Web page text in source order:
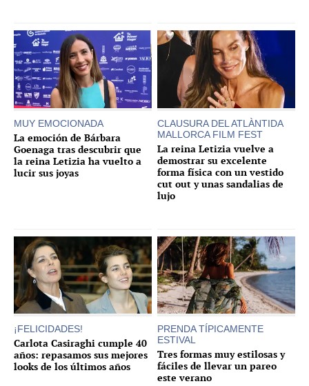
MUY EMOCIONADA
La emoción de Bárbara
Goenaga tras descubrir que
la reina Letizia ha vuelto a
lucir sus joyas
CLAUSURA DEL ATLÀNTIDA
MALLORCA FILM FEST
La reina Letizia vuelve a
demostrar su excelente
forma física con un vestido
cut out y unas sandalias de
lujo
¡FELICIDADES!
Carlota Casiraghi cumple 40
años: repasamos sus mejores
looks de los últimos años
PRENDA TÍPICAMENTE
ESTIVAL
Tres formas muy estilosas y
fáciles de llevar un pareo
este verano